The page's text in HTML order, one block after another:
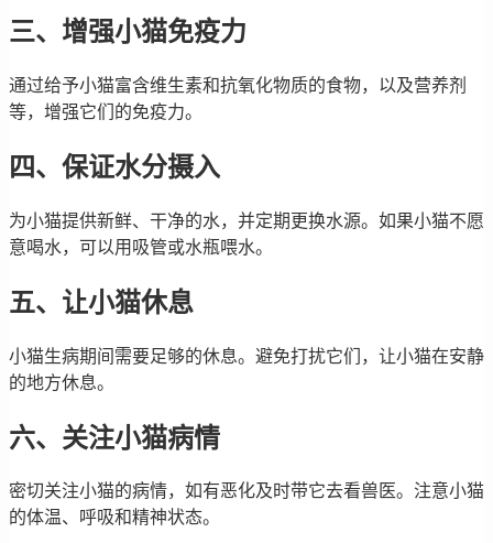
三、增强小猫免疫力
通过给予小猫富含维生素和抗氧化物质的食物，以及营养剂
等，增强它们的免疫力。
四、保证水分摄入
为小猫提供新鲜、干净的水，并定期更换水源。如果小猫不愿
意喝水，可以用吸管或水瓶喂水。
五、让小猫休息
小猫生病期间需要足够的休息。避免打扰它们，让小猫在安静
的地方休息。
六、关注小猫病情
密切关注小猫的病情，如有恶化及时带它去看兽医。注意小猫
的体温、呼吸和精神状态。